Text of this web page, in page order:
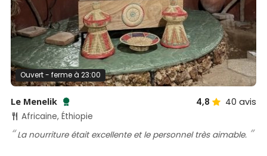
Ouvert - ferme à 23:00
Le Menelik
Testé et approuvé par SénéGuide
4,8 40 avis
Africaine, Éthiopie
La nourriture était excellente et le personnel très aimable.